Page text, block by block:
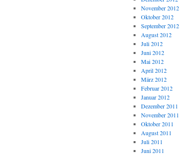
November 2012
Oktober 2012
September 2012
August 2012
Juli 2012
Juni 2012
Mai 2012
April 2012
März 2012
Februar 2012
Januar 2012
Dezember 2011
November 2011
Oktober 2011
August 2011
Juli 2011
Juni 2011